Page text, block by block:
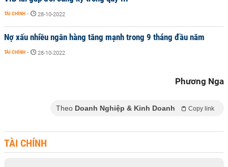
TÀI CHÍNH - 28-10-2022
Nợ xấu nhiều ngân hàng tăng mạnh trong 9 tháng đầu năm
TÀI CHÍNH - 28-10-2022
Phương Nga
Theo Doanh Nghiệp & Kinh Doanh Copy link
TÀI CHÍNH